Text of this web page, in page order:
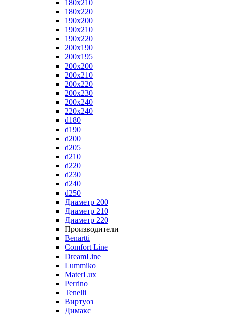
180x210
180x220
190x200
190x210
190x220
200x190
200x195
200x200
200x210
200x220
200x230
200x240
220x240
d180
d190
d200
d205
d210
d220
d230
d240
d250
Диаметр 200
Диаметр 210
Диаметр 220
Производители
Benartti
Comfort Line
DreamLine
Lummiko
MaterLux
Perrino
Tenelli
Виртуоз
Димакс